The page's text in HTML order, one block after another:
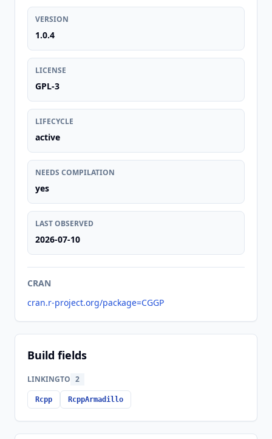
VERSION
1.0.4
LICENSE
GPL-3
LIFECYCLE
active
NEEDS COMPILATION
yes
LAST OBSERVED
2026-07-10
CRAN
cran.r-project.org/package=CGGP
Build fields
LINKINGTO 2
Rcpp RcppArmadillo